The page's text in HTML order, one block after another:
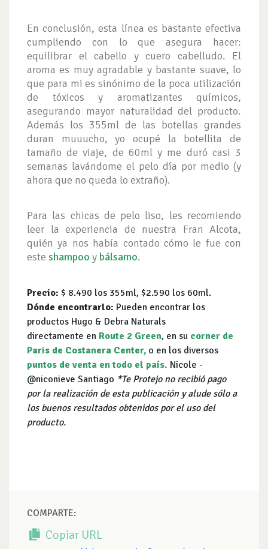
En conclusión, esta línea es bastante efectiva
cumpliendo con lo que asegura hacer:
equilibrar el cabello y cuero cabelludo. El
aroma es muy agradable y bastante suave, lo
que para mi es sinónimo de la poca utilización
de tóxicos y aromatizantes químicos,
asegurando mayor naturalidad del producto.
Además los 355ml de las botellas grandes
duran muuucho, yo ocupé la botellita de
tamaño de viaje, de 60ml y me duró casi 3
semanas lavándome el pelo día por medio (y
ahora que no queda lo extraño).
Para las chicas de pelo liso, les recomiendo
leer la experiencia de nuestra Fran Alcota,
quién ya nos había contado cómo le fue con
este shampoo y bálsamo.
Precio: $ 8.490 los 355ml, $2.590 los 60ml.
Dónde encontrarlo: Pueden encontrar los
productos Hugo & Debra Naturals
directamente en Route 2 Green, en su corner de
Paris de Costanera Center, o en los diversos
puntos de venta en todo el país. Nicole -
@niconieve Santiago *Te Protejo no recibió pago
por la realización de esta publicación y alude sólo a
los buenos resultados obtenidos por el uso del
producto.
COMPARTE:
Copiar URL